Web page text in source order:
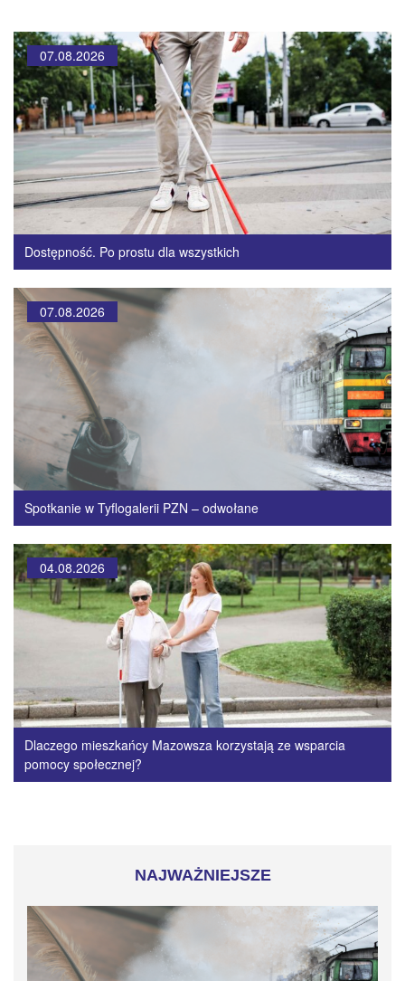
07.08.2026
Dostępność. Po prostu dla wszystkich
07.08.2026
Spotkanie w Tyflogalerii PZN – odwołane
04.08.2026
Dlaczego mieszkańcy Mazowsza korzystają ze wsparcia
pomocy społecznej?
NAJWAŻNIEJSZE